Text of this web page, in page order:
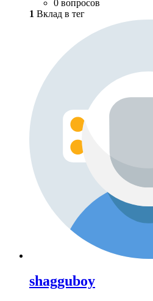
0 вопросов
1 Вклад в тег
shagguboy